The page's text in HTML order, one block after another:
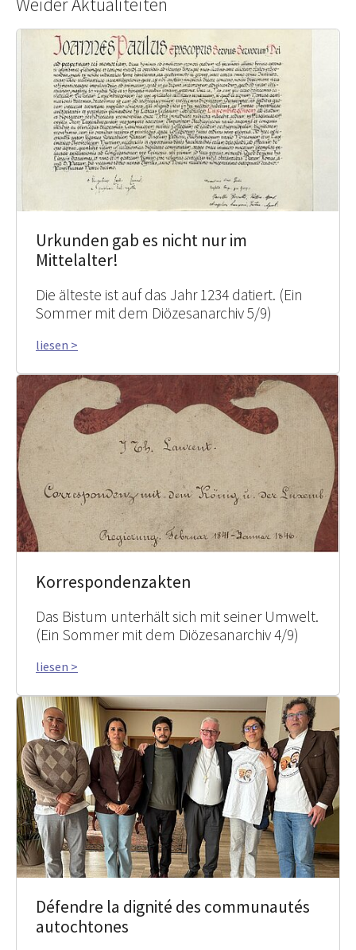
Urkunden gab es nicht nur im
Mittelalter!
Die älteste ist auf das Jahr 1234 datiert. (Ein
Sommer mit dem Diözesanarchiv 5/9)
liesen >
Korrespondenzakten
Das Bistum unterhält sich mit seiner Umwelt.
(Ein Sommer mit dem Diözesanarchiv 4/9)
liesen >
Défendre la dignité des communautés
autochtones